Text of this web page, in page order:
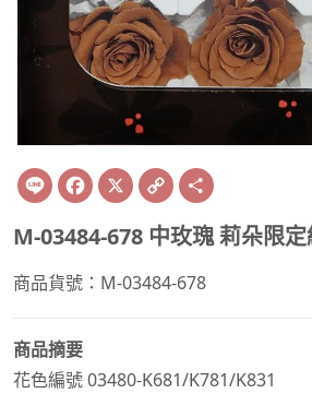
Line Facebook
X Copy
Link
M-03484-678 中玫瑰 莉朵限
商品貨號：M-03484-678
商品摘要
花色編號 03480-K681/K781/K831